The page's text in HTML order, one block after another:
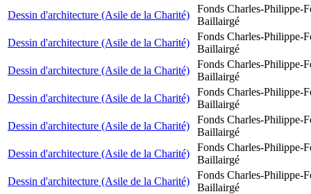
Dessin d'architecture (Asile de la Charité)
Fonds Charles-Philippe-
Baillairgé
Dessin d'architecture (Asile de la Charité)
Fonds Charles-Philippe-
Baillairgé
Dessin d'architecture (Asile de la Charité)
Fonds Charles-Philippe-
Baillairgé
Dessin d'architecture (Asile de la Charité)
Fonds Charles-Philippe-
Baillairgé
Dessin d'architecture (Asile de la Charité)
Fonds Charles-Philippe-
Baillairgé
Dessin d'architecture (Asile de la Charité)
Fonds Charles-Philippe-
Baillairgé
Dessin d'architecture (Asile de la Charité)
Fonds Charles-Philippe-
Baillairgé